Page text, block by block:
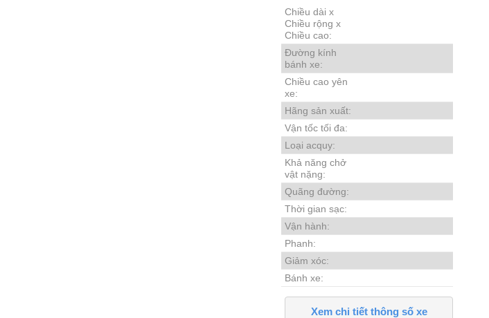
Chiều dài x
Chiều rộng x
Chiều cao:
Đường kính
bánh xe:
Chiều cao yên
xe:
Hãng sản xuất:
Vận tốc tối đa:
Loại acquy:
Khả năng chở
vật nặng:
Quãng đường:
Thời gian sạc:
Vận hành:
Phanh:
Giảm xóc:
Bánh xe:
Xem chi tiết thông số xe